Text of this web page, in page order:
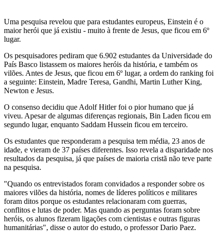
Uma pesquisa revelou que para estudantes europeus, Einstein é o
maior herói que já existiu - muito à frente de Jesus, que ficou em 6º
lugar.
Os pesquisadores pediram que 6.902 estudantes da Universidade do
País Basco listassem os maiores heróis da história, e também os
vilões. Antes de Jesus, que ficou em 6º lugar, a ordem do ranking foi
a seguinte: Einstein, Madre Teresa, Gandhi, Martin Luther King,
Newton e Jesus.
O consenso decidiu que Adolf Hitler foi o pior humano que já
viveu. Apesar de algumas diferenças regionais, Bin Laden ficou em
segundo lugar, enquanto Saddam Hussein ficou em terceiro.
Os estudantes que responderam a pesquisa tem média, 23 anos de
idade, e vieram de 37 países diferentes. Isso revela a disparidade nos
resultados da pesquisa, já que países de maioria cristã não teve parte
na pesquisa.
"Quando os entrevistados foram convidados a responder sobre os
maiores vilões da história, nomes de líderes políticos e militares
foram ditos porque os estudantes relacionaram com guerras,
conflitos e lutas de poder. Mas quando as perguntas foram sobre
heróis, os alunos fizeram ligações com cientistas e outras figuras
humanitárias", disse o autor do estudo, o professor Dario Paez.